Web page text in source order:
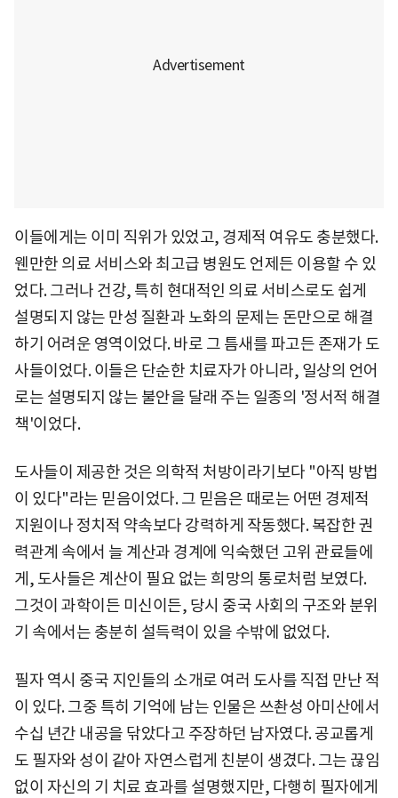
이들에게는 이미 직위가 있었고, 경제적 여유도 충분했다.
웬만한 의료 서비스와 최고급 병원도 언제든 이용할 수 있
었다. 그러나 건강, 특히 현대적인 의료 서비스로도 쉽게
설명되지 않는 만성 질환과 노화의 문제는 돈만으로 해결
하기 어려운 영역이었다. 바로 그 틈새를 파고든 존재가 도
사들이었다. 이들은 단순한 치료자가 아니라, 일상의 언어
로는 설명되지 않는 불안을 달래 주는 일종의 '정서적 해결
책'이었다.
도사들이 제공한 것은 의학적 처방이라기보다 "아직 방법
이 있다"라는 믿음이었다. 그 믿음은 때로는 어떤 경제적
지원이나 정치적 약속보다 강력하게 작동했다. 복잡한 권
력관계 속에서 늘 계산과 경계에 익숙했던 고위 관료들에
게, 도사들은 계산이 필요 없는 희망의 통로처럼 보였다.
그것이 과학이든 미신이든, 당시 중국 사회의 구조와 분위
기 속에서는 충분히 설득력이 있을 수밖에 없었다.
필자 역시 중국 지인들의 소개로 여러 도사를 직접 만난 적
이 있다. 그중 특히 기억에 남는 인물은 쓰촨성 아미산에서
수십 년간 내공을 닦았다고 주장하던 남자였다. 공교롭게
도 필자와 성이 같아 자연스럽게 친분이 생겼다. 그는 끊임
없이 자신의 기 치료 효과를 설명했지만, 다행히 필자에게